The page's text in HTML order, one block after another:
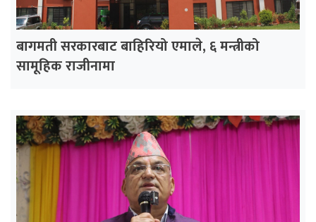
बागमती सरकारबाट बाहिरियो एमाले, ६ मन्त्रीको
सामूहिक राजीनामा